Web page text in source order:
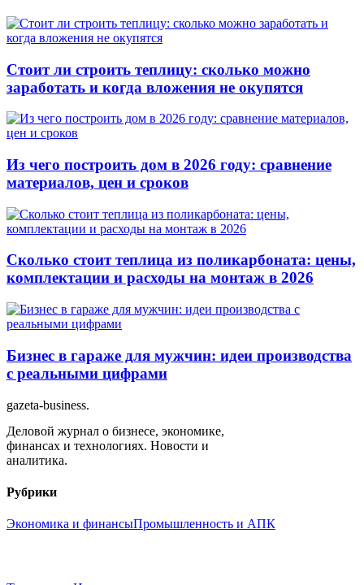
Стоит ли строить теплицу: сколько можно
заработать и когда вложения не окупятся
Из чего построить дом в 2026 году: сравнение
материалов, цен и сроков
Сколько стоит теплица из поликарбоната: цены,
комплектации и расходы на монтаж в 2026
Бизнес в гараже для мужчин: идеи производства
с реальными цифрами
gazeta-business.
Деловой журнал о бизнесе, экономике,
финансах и технологиях. Новости и
аналитика.
Рубрики
Экономика и финансыПромышленность и АПК